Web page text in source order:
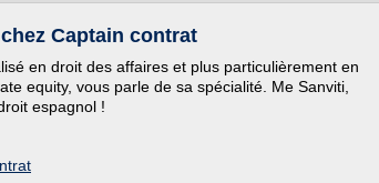
Captain contrat
en droit des affaires et plus particulièrement en
equity, vous parle de sa spécialité. Me Sanviti,
espagnol !